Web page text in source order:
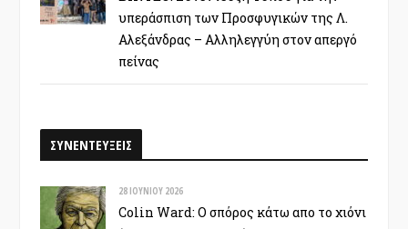
υπεράσπιση των Προσφυγικών της Λ.
Αλεξάνδρας – Αλληλεγγύη στον απεργό
πείνας
ΣΥΝΕΝΤΕΥΞΕΙΣ
28 ΙΟΥΝΊΟΥ 2026
Colin Ward: Ο σπόρος κάτω απο το χιόνι